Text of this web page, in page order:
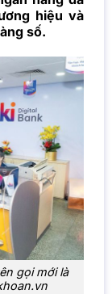
hiệu và
số.
gọi mới là